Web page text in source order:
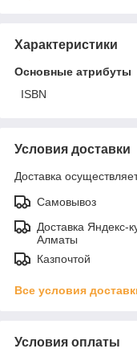
Характеристики
Основные атрибуты
ISBN
Условия доставки
Доставка
Самовывоз
Доставка Яндекс-
Алматы
Казпочтой
Все условия
Условия оплаты